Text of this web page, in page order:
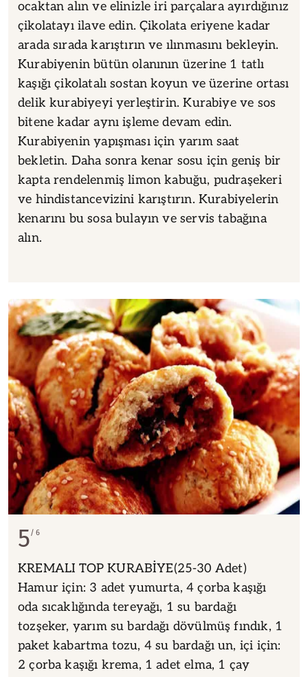
ocaktan alın ve elinizle iri parçalara ayırdığınız
çikolatayı ilave edin. Çikolata eriyene kadar
arada sırada karıştırın ve ılınmasını bekleyin.
Kurabiyenin bütün olanının üzerine 1 tatlı
kaşığı çikolatalı sostan koyun ve üzerine ortası
delik kurabiyeyi yerleştirin. Kurabiye ve sos
bitene kadar aynı işleme devam edin.
Kurabiyenin yapışması için yarım saat
bekletin. Daha sonra kenar sosu için geniş bir
kapta rendelenmiş limon kabuğu, pudraşekeri
ve hindistancevizini karıştırın. Kurabiyelerin
kenarını bu sosa bulayın ve servis tabağına
alın.
5 6
KREMALI TOP KURABİYE(25-30 Adet)
Hamur için: 3 adet yumurta, 4 çorba kaşığı
oda sıcaklığında tereyağı, 1 su bardağı
tozşeker, yarım su bardağı dövülmüş fındık, 1
paket kabartma tozu, 4 su bardağı un, içi için:
2 çorba kaşığı krema, 1 adet elma, 1 çay